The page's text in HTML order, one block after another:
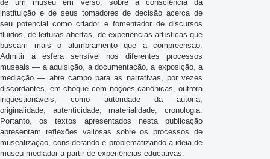
de um museu em verso, sobre a consciência da
instituição e de seus tomadores de decisão acerca de
seu potencial como criador e fomentador de discursos
fluidos, de leituras abertas, de experiências artísticas que
buscam mais o alumbramento que a compreensão.
Admitir a esfera sensível nos diferentes processos
museais — a aquisição, a documentação, a exposição, a
mediação — abre campo para as narrativas, por vezes
discordantes, em choque com noções canônicas, outrora
inquestionáveis, como autoridade da autoria,
originalidade, autenticidade, materialidade, cronologia.
Portanto, os textos apresentados nesta publicação
apresentam reflexões valiosas sobre os processos de
musealização, considerando e problematizando a ideia de
museu mediador a partir de experiências educativas.